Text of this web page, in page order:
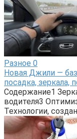
Разное 0
Новая Джили —
посадка, зеркала,
Содержание1
водителя3
Технологии,